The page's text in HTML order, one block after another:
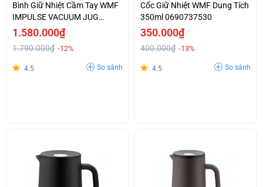
Bình Giữ Nhiệt Cầm Tay WMF
IMPULSE VACUUM JUG
BLACK
1.580.000₫
1.790.000₫ -12%
4.5 So sánh
Cốc Giữ Nhiệt WMF Dung Tích
350ml 0690737530
350.000₫
400.000₫ -13%
4.5 So sánh